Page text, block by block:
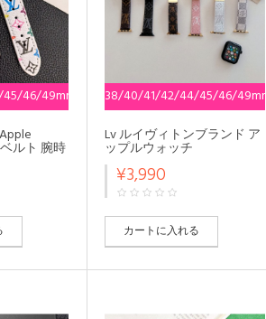
46/49mm
ルト 腕時
グラム ア
ド レザ
チ
ンド 芸能
ウォッチ
可能
38/40/41/42/44/45/46/49mm
2024年対応
Lv ルイヴィトンブランド ア
ップルウォッチ
10/9/se2/ultra2ハンド かわ
いい Apple Watch 10 9 x se4
ベルト 腕時計 ストラップ
apple watch ultra2 10/9バン
ド 45mmメンズ レディース
apple watch
10/9/8/SE2/ULTRAストラッ
¥3,990
カートに入れる